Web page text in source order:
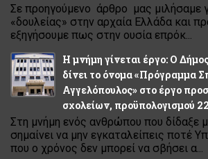
Σε προηγούμενο άρθρο μας μιλήσαμε
«δουλείας» στην αρχαία Ελλάδα και
εξηγήσουμε πως στην ουσία επρόκ...
Η μνήμη γίνεται έργο: Ο
δίνει το όνομα «Πρόγραμμα
Αγγελόπουλος» στο έργο
σχολείων, προϋπολογισμού
Στη μνήμη ενός ανθρώπου που δίδαξε
σημαίνει να μην εγκαταλείπεις ποτέ
που ο χρόνος δεν μπορεί να σβήσει α...